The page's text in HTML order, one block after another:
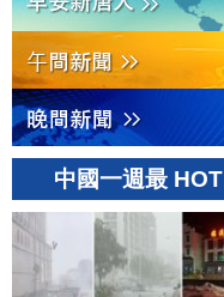
中國一週最 HOT